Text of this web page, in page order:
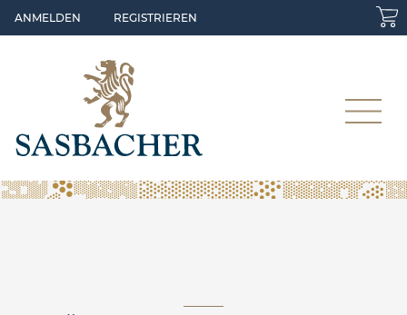
Skip to main content
ANMELDEN REGISTRIEREN